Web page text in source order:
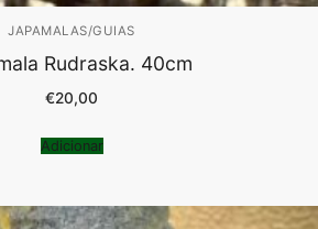
JAPAMALAS/GUIAS
Rudraska. 40cm
€20,00
Adicionar